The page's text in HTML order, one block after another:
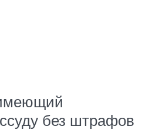
без штрафов